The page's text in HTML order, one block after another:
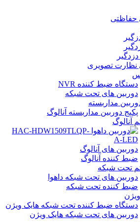
حفاظتی
نظارت تصویری
دستگاه ضبط کننده NVR
دوربین های تحت شبکه
مداربسته
پکیج دوربین مداربسته آنالوگ
آنالوگ
دوربین های آنالوگ
ضبط کننده آنالوگ
تحت شبکه
دوربین های تحت شبکه داهوا
ضبط کننده تحت شبکه
دستگاه ضبط کننده تحت شبکه هایک ویژن
دوربین های تحت شبکه هایک ویژن